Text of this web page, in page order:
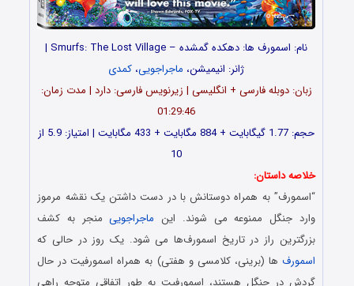
نام: اسمورف ها: دهکده گمشده – Smurfs: The Lost Village |
ژانر: انیمیشن، ماجراجویی، کمدی
زبان: دوبله فارسی + انگلیسی | زیرنویس فارسی: دارد | مدت زمان:
01:29:46
حجم: 1.77 گیگابایت + 884 مگابایت + 433 مگابایت | امتیاز: 5.9 از
10
خلاصه داستان:
“اسمورف” به همراه دوستانش با در دست داشتن یک نقشه مرموز
وارد جنگل ممنوعه می شوند. این ماجراجوییمنجر به کشف
بزرگترین راز در تاریخ اسمورف‌ها می شود. یک روز در حالی که
اسمورف ها (برینی، کلامسی و هفتی) به همراه اسمورفیت در حال
گردش در جنگل هستند، اسمورفیت به طور اتفاقی متوجه راهی